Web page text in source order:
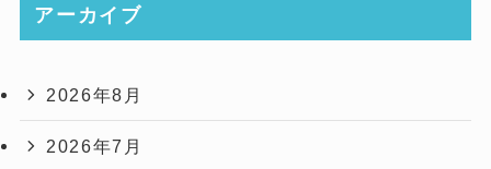
アーカイブ
2026年8月
2026年7月